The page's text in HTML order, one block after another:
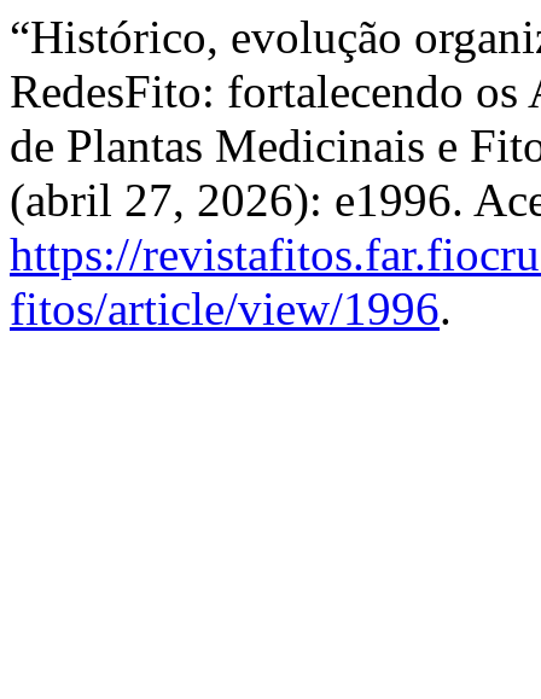
“Histórico, evolução
RedesFito: fortalecendo
de Plantas Medicinais e
(abril 27, 2026): e1996.
https://
fitos/article/view/1996.